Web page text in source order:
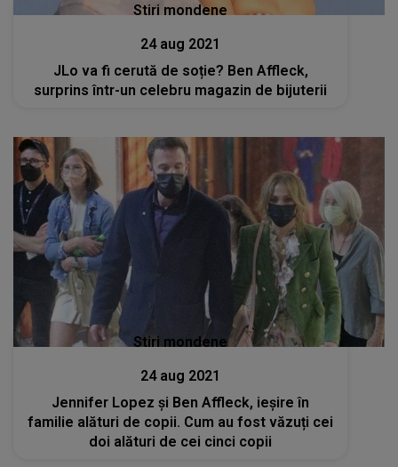
Stiri mondene
24 aug 2021
JLo va fi cerută de soție? Ben Affleck,
surprins într-un celebru magazin de bijuterii
Stiri mondene
24 aug 2021
Jennifer Lopez și Ben Affleck, ieșire în
familie alături de copii. Cum au fost văzuți cei
doi alături de cei cinci copii